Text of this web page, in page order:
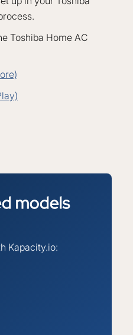
Toshiba Home AC
models
Kapacity.io: